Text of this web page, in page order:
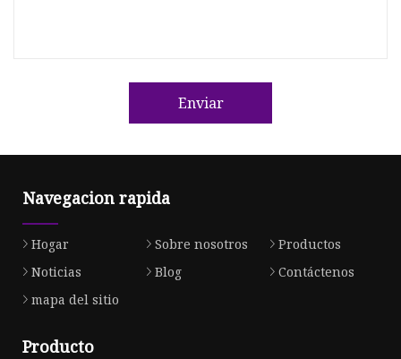
Enviar
Navegacion rapida
Hogar Sobre nosotros
Productos
Noticias
Blog
Contáctenos
mapa del sitio
Producto